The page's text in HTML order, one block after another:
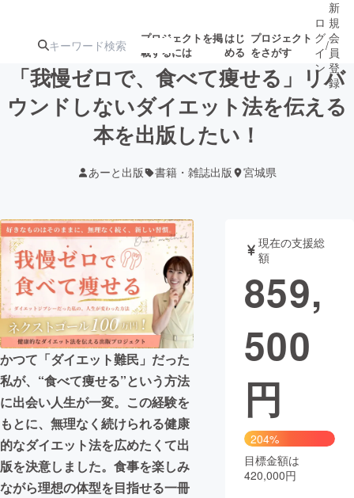
プロジェクトを掲
載するには
はじ
める
プロジェクト
をさがす
注目のリ 注目の新着プロ
ジェクト
募集終了が近いプ
テクノロジー・ガジェット
映像・映画 書籍・雑誌
ビジネス・起業 チャレンジ
まちづくり・地域活性化
CAMPFIRE for Social Good
CAMPFIRE Creation
CAMPFIREふるさと納税
コミュニティ
ロ
グ
イ
ン
/
新
規
会
員
登
録
「我慢ゼロで、食べて痩せる」リバ
ウンドしないダイエット法を伝える
本を出版したい！
あーと出版 書籍・雑誌出版 宮城県
かつて「ダイエット難民」だった
私が、“食べて痩せる”という方法
に出会い人生が一変。この経験を
もとに、無理なく続けられる健康
的なダイエット法を広めたくて出
版を決意しました。食事を楽しみ
ながら理想の体型を目指せる一冊
現在の支援総
額
859,
500
円
204%
目標金額は
420,000円